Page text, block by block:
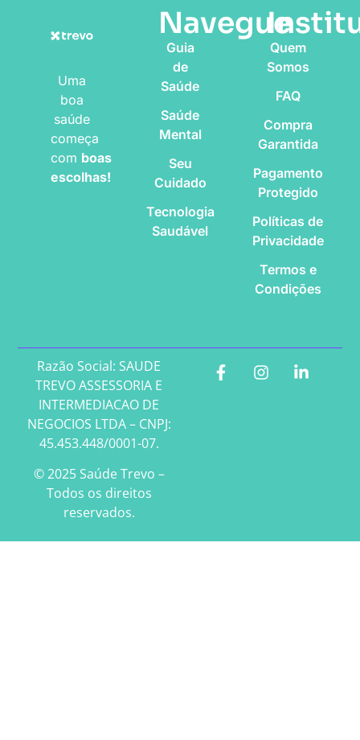
Uma
boa
saúde
começa
com boas
escolhas!
Navegue
Guia
de
Saúde
Saúde
Mental
Seu
Cuidado
Tecnologia
Saudável
Quem
Somos
FAQ
Compra
Garantida
Pagamento
Protegido
Políticas de
Privacidade
Termos e
Condições
Razão Social: SAUDE
TREVO ASSESSORIA E
INTERMEDIACAO DE
NEGOCIOS LTDA – CNPJ:
45.453.448/0001-07.
© 2025 Saúde Trevo –
Todos os direitos
reservados.